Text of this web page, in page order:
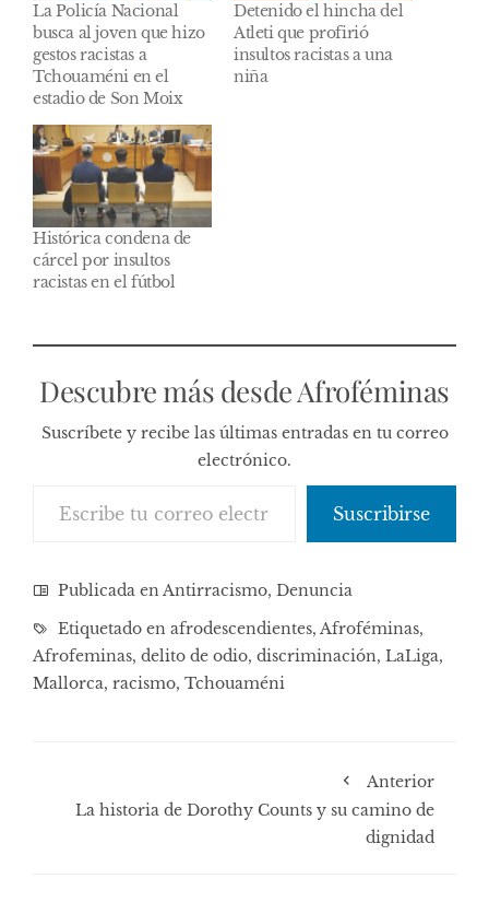
La Policía Nacional
busca al joven que hizo
gestos racistas a
Tchouaméni en el
estadio de Son Moix
Detenido el hincha del
Atleti que profirió
insultos racistas a una
niña
Histórica condena de
cárcel por insultos
racistas en el fútbol
Descubre más desde Afroféminas
Suscríbete y recibe las últimas entradas en tu correo
electrónico.
Suscribirse
Publicada enAntirracismo, Denuncia
Etiquetado en afrodescendientes, Afroféminas,
Afrofeminas, delito de odio, discriminación, LaLiga,
Mallorca, racismo, Tchouaméni
Anterior
La historia de Dorothy Counts y su camino de
dignidad